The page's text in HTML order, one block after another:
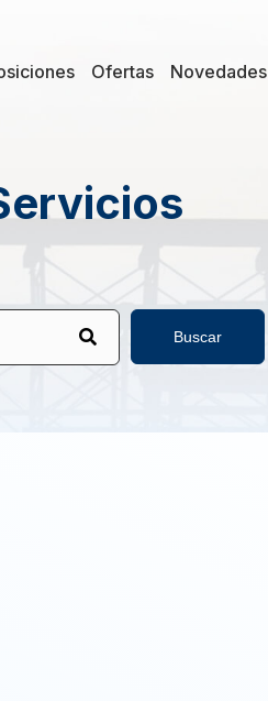
Ofertas Novedades
Buscar